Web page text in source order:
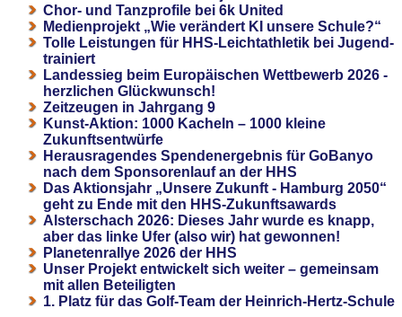
Chor- und Tanzprofile bei 6k United
Medienprojekt „Wie verändert KI unsere Schule?“
Tolle Leistungen für HHS-Leichtathletik bei Jugend-
trainiert
Landessieg beim Europäischen Wettbewerb 2026 -
herzlichen Glückwunsch!
Zeitzeugen in Jahrgang 9
Kunst-Aktion: 1000 Kacheln – 1000 kleine
Zukunftsentwürfe
Herausragendes Spendenergebnis für GoBanyo
nach dem Sponsorenlauf an der HHS
Das Aktionsjahr „Unsere Zukunft - Hamburg 2050“
geht zu Ende mit den HHS-Zukunftsawards
Alsterschach 2026: Dieses Jahr wurde es knapp,
aber das linke Ufer (also wir) hat gewonnen!
Planetenrallye 2026 der HHS
Unser Projekt entwickelt sich weiter – gemeinsam
mit allen Beteiligten
1. Platz für das Golf-Team der Heinrich-Hertz-Schule